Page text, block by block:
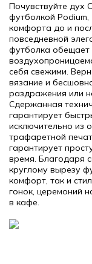
Почувствуйте дух
футболкой
комфорта до и
повседневной
футболка обещает
себя свежими.
вязание и
раздражения или
Сдержанная
гарантирует
исключительно из
трафаретной
гарантирует
время. Благодаря
круглому вырезу
комфорт, так и
гонок, церемоний
в кафе.